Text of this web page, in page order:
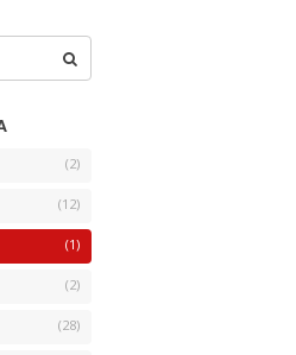
(2)
(12)
(1)
(2)
(28)